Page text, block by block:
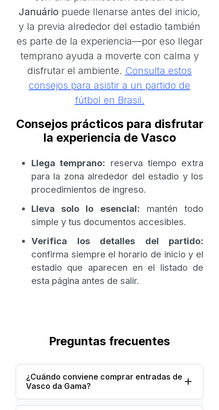
Januário puede llenarse antes del inicio,
y la previa alrededor del estadio también
es parte de la experiencia—por eso llegar
temprano ayuda a moverte con calma y
disfrutar el ambiente. Consulta estos
consejos para asistir a un partido de
fútbol en Brasil.
Consejos prácticos para disfrutar
la experiencia de Vasco
Llega temprano: reserva tiempo extra
para la zona alrededor del estadio y los
procedimientos de ingreso.
Lleva solo lo esencial: mantén todo
simple y tus documentos accesibles.
Verifica los detalles del partido:
confirma siempre el horario de inicio y el
estadio que aparecen en el listado de
esta página antes de salir.
Preguntas frecuentes
¿Cuándo conviene comprar entradas de
Vasco da Gama?